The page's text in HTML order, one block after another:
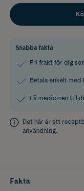
Snabba fakta
Fri frakt för dig
Betala enkelt med
Få medicinen till
Det här är ett
användning.
Fakta